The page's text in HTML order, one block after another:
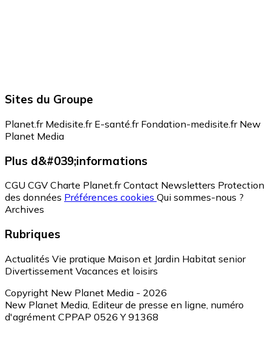
Sites du Groupe
Planet.fr Medisite.fr E-santé.fr Fondation-medisite.fr New
Planet Media
Plus d&#039;informations
CGU CGV Charte Planet.fr Contact Newsletters Protection
des données Préférences cookies Qui sommes-nous ?
Archives
Rubriques
Actualités Vie pratique Maison et Jardin Habitat senior
Divertissement Vacances et loisirs
Copyright New Planet Media - 2026
New Planet Media, Editeur de presse en ligne, numéro
d'agrément CPPAP 0526 Y 91368